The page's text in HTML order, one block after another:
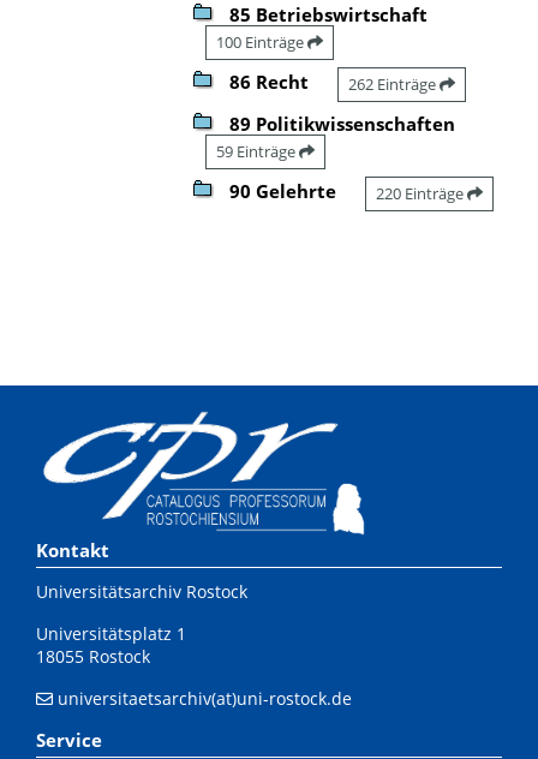
85 Betriebswirtschaft
100 Einträge
86 Recht 262 Einträge
89 Politikwissenschaften
59 Einträge
90 Gelehrte 220 Einträge
Kontakt
Universitätsarchiv Rostock
Universitätsplatz 1
18055 Rostock
universitaetsarchiv(at)uni-rostock.de
Service